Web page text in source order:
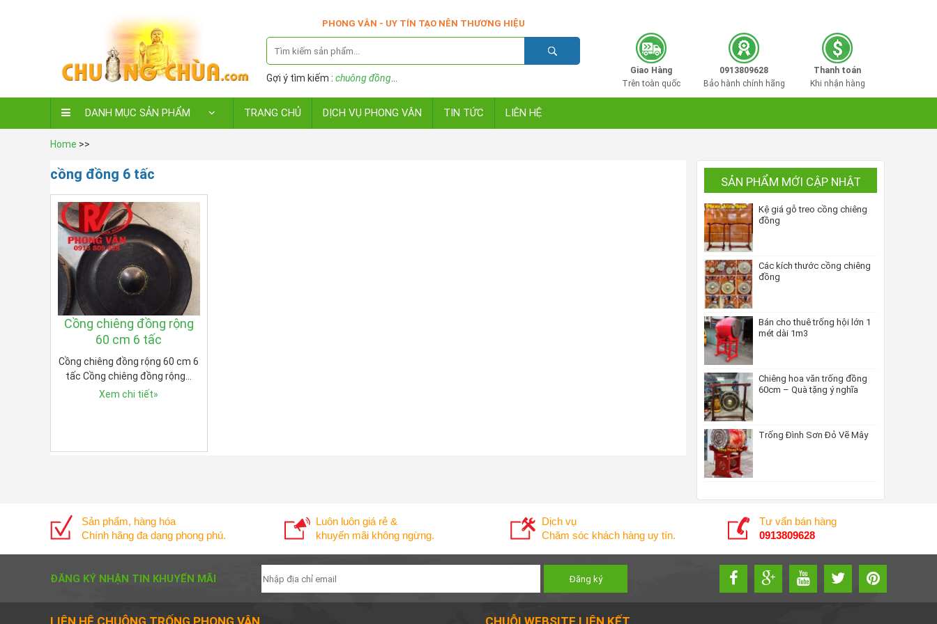
PHONG VÂN - UY TÍN TẠO NÊN THƯƠNG HIỆU
Gợi ý tìm kiếm : chuông đồng
Giao Hàng
Trên toàn quốc
0913809628
Bảo hành chính hãng
Thanh toán
Khi nhận hàng
DANH MỤC SẢN PHẨM TRANG CHỦ DỊCH VỤ PHONG VÂN TIN TỨC LIÊN HỆ
Home >>
cồng đồng 6 tấc
Cồng chiêng đồng rộng
60 cm 6 tấc
Cồng chiêng đồng rộng 60 cm 6
tấc Cồng chiêng đồng rộng…
Xem chi tiết»
SẢN PHẨM MỚI CẬP NHẬT
Kệ giá gỗ treo cồng chiêng
đồng
Các kích thước cồng chiêng
đồng
Bán cho thuê trống hội lớn 1
mét dài 1m3
Chiêng hoa văn trống đồng
60cm – Quà tặng ý nghĩa
Trống Đình Sơn Đỏ Vẽ Mây
Sản phẩm, hàng hóa
Chính hãng đa dạng phong phú.
Luôn luôn giá rẻ &
khuyến mãi không ngừng.
Dịch vụ
Chăm sóc khách hàng uy tín.
Tư vấn bán hàng
0913809628
ĐĂNG KÝ NHẬN TIN KHUYẾN MÃI
LIÊN HỆ CHUÔNG TRỐNG PHONG VÂN CHUỖI WEBSITE LIÊN KẾT